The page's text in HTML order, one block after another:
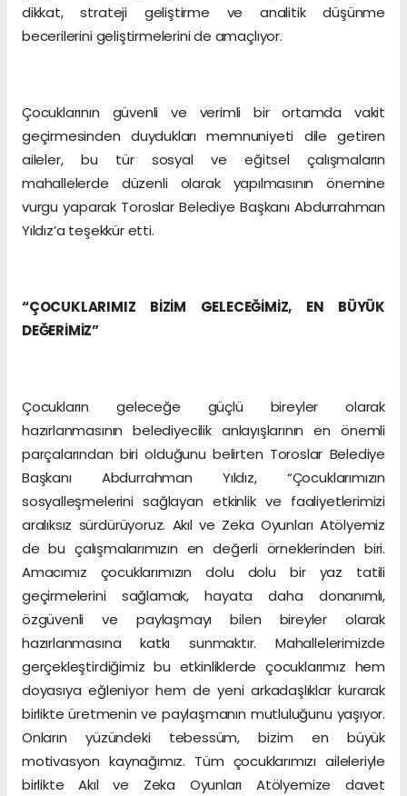
dikkat, strateji geliştirme ve analitik düşünme
becerilerini geliştirmelerini de amaçlıyor.
Çocuklarının güvenli ve verimli bir ortamda vakit
geçirmesinden duydukları memnuniyeti dile getiren
aileler, bu tür sosyal ve eğitsel çalışmaların
mahallelerde düzenli olarak yapılmasının önemine
vurgu yaparak Toroslar Belediye Başkanı Abdurrahman
Yıldız’a teşekkür etti.
“ÇOCUKLARIMIZ BİZİM GELECEĞİMİZ, EN BÜYÜK
DEĞERİMİZ”
Çocukların geleceğe güçlü bireyler olarak
hazırlanmasının belediyecilik anlayışlarının en önemli
parçalarından biri olduğunu belirten Toroslar Belediye
Başkanı Abdurrahman Yıldız, “Çocuklarımızın
sosyalleşmelerini sağlayan etkinlik ve faaliyetlerimizi
aralıksız sürdürüyoruz. Akıl ve Zeka Oyunları Atölyemiz
de bu çalışmalarımızın en değerli örneklerinden biri.
Amacımız çocuklarımızın dolu dolu bir yaz tatili
geçirmelerini sağlamak, hayata daha donanımlı,
özgüvenli ve paylaşmayı bilen bireyler olarak
hazırlanmasına katkı sunmaktır. Mahallelerimizde
gerçekleştirdiğimiz bu etkinliklerde çocuklarımız hem
doyasıya eğleniyor hem de yeni arkadaşlıklar kurarak
birlikte üretmenin ve paylaşmanın mutluluğunu yaşıyor.
Onların yüzündeki tebessüm, bizim en büyük
motivasyon kaynağımız. Tüm çocuklarımızı aileleriyle
birlikte Akıl ve Zeka Oyunları Atölyemize davet